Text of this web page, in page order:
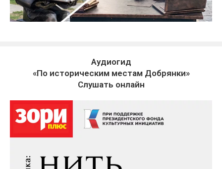
Аудиогид
«По историческим местам Добрянки»
Слушать онлайн